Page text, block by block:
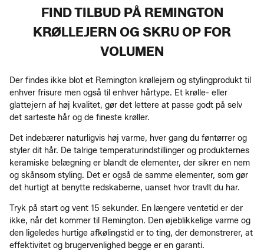
FIND TILBUD PÅ REMINGTON
KRØLLEJERN OG SKRU OP FOR
VOLUMEN
Der findes ikke blot et Remington krøllejern og stylingprodukt til
enhver frisure men også til enhver hårtype. Et krølle- eller
glattejern af høj kvalitet, gør det lettere at passe godt på selv
det sarteste hår og de fineste krøller.
Det indebærer naturligvis høj varme, hver gang du føntørrer og
styler dit hår. De talrige temperaturindstillinger og produkternes
keramiske belægning er blandt de elementer, der sikrer en nem
og skånsom styling. Det er også de samme elementer, som gør
det hurtigt at benytte redskaberne, uanset hvor travlt du har.
Tryk på start og vent 15 sekunder. En længere ventetid er der
ikke, når det kommer til Remington. Den øjeblikkelige varme og
den ligeledes hurtige afkølingstid er to ting, der demonstrerer, at
effektivitet og brugervenlighed begge er en garanti.